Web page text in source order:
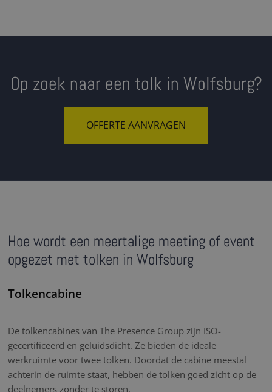
Op zoek naar een tolk in Wolfsburg?
OFFERTE AANVRAGEN
Hoe wordt een meertalige meeting of event
opgezet met tolken in Wolfsburg
Tolkencabine
De tolkencabines van The Presence Group zijn ISO-
gecertificeerd en geluidsdicht. Ze bieden de ideale
werkruimte voor twee tolken. Doordat de cabine meestal
achterin de ruimte staat, hebben de tolken goed zicht op de
deelnemers zonder te storen.